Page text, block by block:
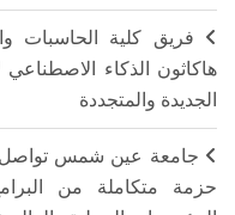
فريق كلية الحاسبات
هاكاثون الذكاء
الجديدة والمتجددة
جامعة عين شمس تواصل
حزمة متكاملة من